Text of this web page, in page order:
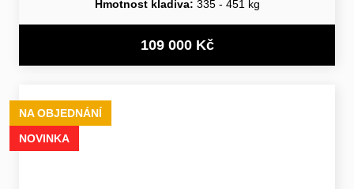
Hmotnost kladiva: 335 - 451 kg
109 000 Kč
NA OBJEDNÁNÍ
NOVINKA